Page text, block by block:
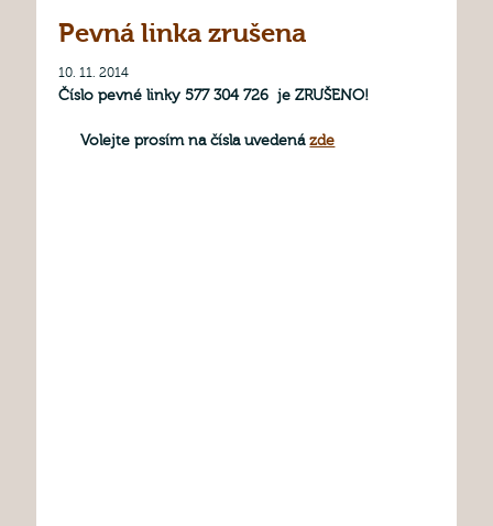
Pevná linka zrušena
10. 11. 2014
Číslo pevné linky 577 304 726 je ZRUŠENO!
Volejte prosím na čísla uvedenázde